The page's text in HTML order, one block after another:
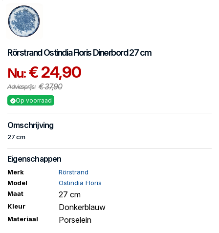
RörstrandOstindia FlorisDinerbord 27 cm
Nu:€ 24,90
Adviesprijs: € 37,90
Op voorraad
Omschrijving
27 cm
Eigenschappen
Merk
Rörstrand
Model
Ostindia Floris
Maat
27 cm
Kleur Donkerblauw
Materiaal Porselein